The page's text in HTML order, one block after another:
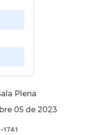
Plena
05 de 2023
1741